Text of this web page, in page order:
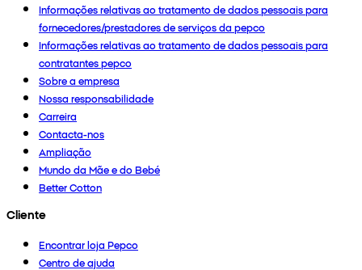
Informações relativas ao tratamento de dados pessoais para
fornecedores/prestadores de serviços da pepco
Informações relativas ao tratamento de dados pessoais para
contratantes pepco
Sobre a empresa
Nossa responsabilidade
Carreira
Contacta-nos
Ampliação
Mundo da Mãe e do Bebé
Better Cotton
Cliente
Encontrar loja Pepco
Centro de ajuda